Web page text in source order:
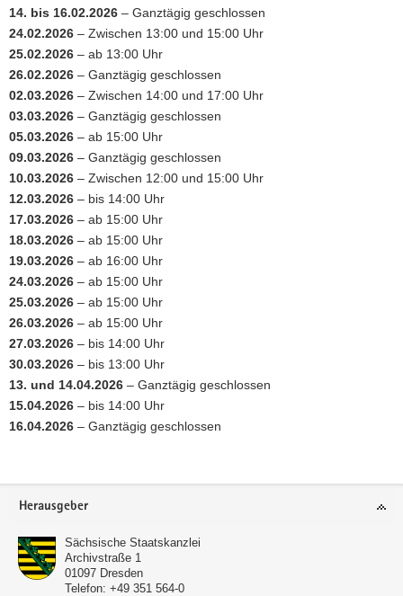
14. bis 16.02.2026 – Ganztägig geschlossen
24.02.2026 – Zwischen 13:00 und 15:00 Uhr
25.02.2026 – ab 13:00 Uhr
26.02.2026 – Ganztägig geschlossen
02.03.2026 – Zwischen 14:00 und 17:00 Uhr
03.03.2026 – Ganztägig geschlossen
05.03.2026 – ab 15:00 Uhr
09.03.2026 – Ganztägig geschlossen
10.03.2026 – Zwischen 12:00 und 15:00 Uhr
12.03.2026 – bis 14:00 Uhr
17.03.2026 – ab 15:00 Uhr
18.03.2026 – ab 15:00 Uhr
19.03.2026 – ab 16:00 Uhr
24.03.2026 – ab 15:00 Uhr
25.03.2026 – ab 15:00 Uhr
26.03.2026 – ab 15:00 Uhr
27.03.2026 – bis 14:00 Uhr
30.03.2026 – bis 13:00 Uhr
13. und 14.04.2026 – Ganztägig geschlossen
15.04.2026 – bis 14:00 Uhr
16.04.2026 – Ganztägig geschlossen
Footer-
Herausgeber
Sächsische Staatskanzlei
Archivstraße 1
01097 Dresden
Telefon: +49 351 564-0